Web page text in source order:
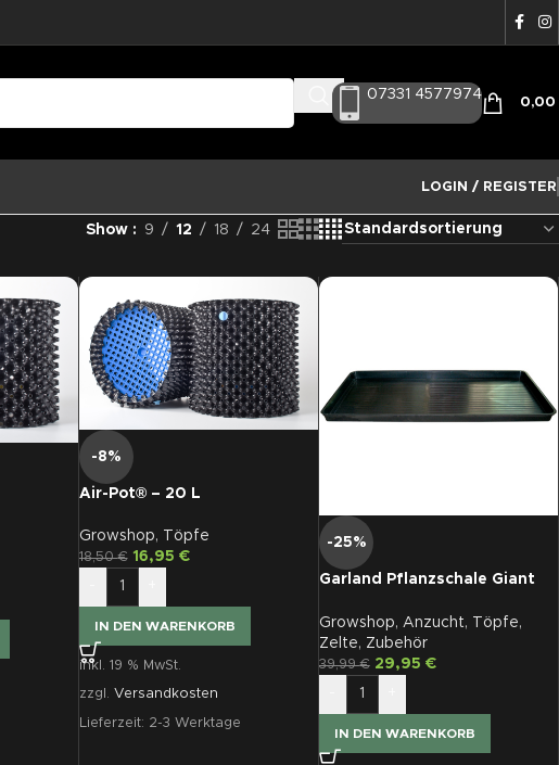
07331 4577974
0,00
LOGIN / REGISTER
Show 9 12 18 24
-8%
Air-Pot® – 20 L
Growshop, Töpfe
18,50€ 16,95 €
IN DEN WARENKORB
inkl. 19 % MwSt.
zzgl. Versandkosten
Lieferzeit: 2-3 Werktage
-25%
Garland Pflanzschale Giant
Growshop, Anzucht, Töpfe,
Zelte, Zubehör
39,99€ 29,95 €
IN DEN WARENKORB